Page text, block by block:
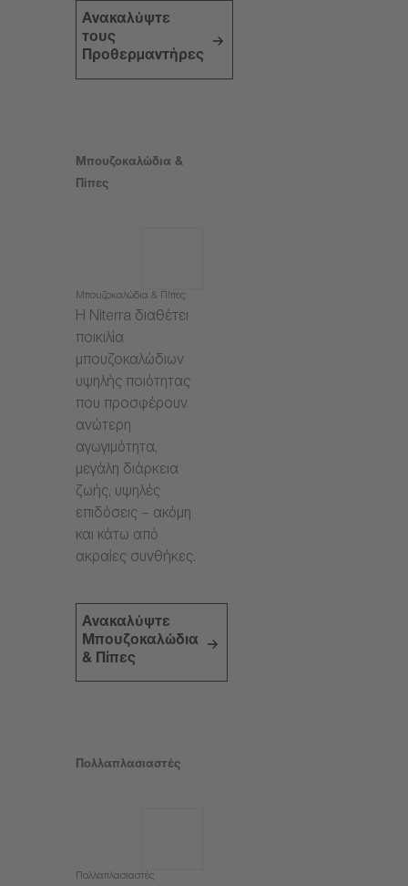
Ανακαλύψτε
τους
Προθερμαντήρες
Μπουζοκαλώδια &
Πίπες
Μπουζοκαλώδια & Πίπες
Η Niterra διαθέτει
ποικιλία
μπουζοκαλώδιων
υψηλής ποιότητας
που προσφέρουν
ανώτερη
αγωγιμότητα,
μεγάλη διάρκεια
ζωής, υψηλές
επιδόσεις – ακόμη
και κάτω από
ακραίες συνθήκες.
Ανακαλύψτε
Μπουζοκαλώδια
& Πίπες
Πολλαπλασιαστές
Πολλαπλασιαστές